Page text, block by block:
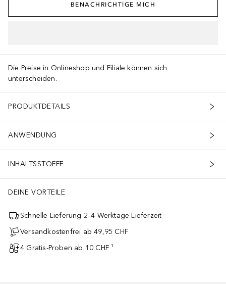
BENACHRICHTIGE MICH
Die Preise in Onlineshop und Filiale können sich
unterscheiden.
PRODUKTDETAILS
ANWENDUNG
INHALTSSTOFFE
DEINE VORTEILE
Schnelle Lieferung 2–4 Werktage Lieferzeit
Versandkostenfrei ab 49,95 CHF
4 Gratis-Proben ab 10 CHF ¹